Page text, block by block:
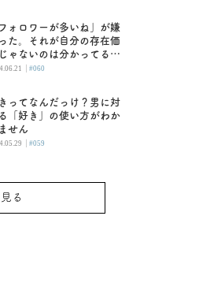
フォロワーが多いね」が嫌
た。それが自分の存在価
ゃないのは分かってるけ
| #060
ってなんだっけ？男に対
「好き」の使い方がわか
せん
| #059
る